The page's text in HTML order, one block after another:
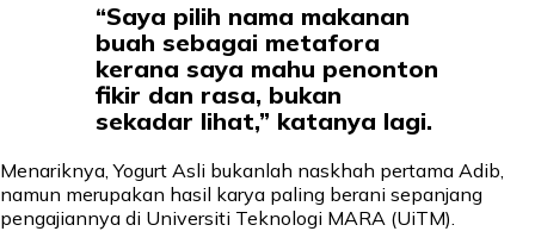
“Saya pilih nama makanan
buah sebagai metafora
kerana saya mahu penonton
fikir dan rasa, bukan
sekadar lihat,” katanya lagi.
Menariknya, Yogurt Asli bukanlah naskhah pertama Adib,
namun merupakan hasil karya paling berani sepanjang
pengajiannya di Universiti Teknologi MARA (UiTM).